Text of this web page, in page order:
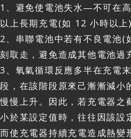
1、避免使電池失水―不可在
以上長期充電(如 12 小時以上)
2、串聯電池中若有不良電池(
刻取走，避免造成其他電池過
3、氧氣循環反應多半在充電
段，在該階段原來己漸漸減小
慢慢上升。因此，若充電器之
小於某設定值時，往往因該設
而使充電器持續充電造成熱變